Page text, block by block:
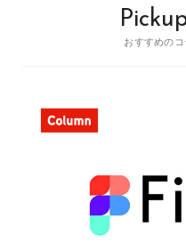
おすすめの